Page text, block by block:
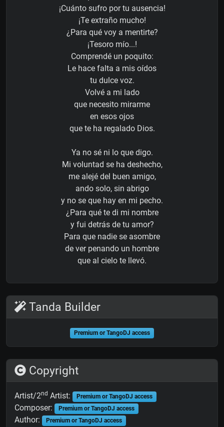
¡Cuánto sufro por tu ausencia!
¡Te extraño mucho!
¿Para qué voy a mentirte?
¡Tesoro mío...!
Comprendé un poquito:
Le hace falta a mis oídos
tu dulce voz.
Volvé a mi lado
que necesito mirarme
en esos ojos
que te ha regalado Dios.
Ya no sé ni lo que digo.
Mi voluntad se ha deshecho,
me alejé del buen amigo,
ando solo, sin abrigo
y no se que hay en mi pecho.
¿Para qué te di mi nombre
y fui detrás de tu amor?
Para que nadie se asombre
de ver penando un hombre
que al cielo te llevó.
Tanda Builder
Premium or TangoDJ access
Copyright
Artist/2nd Artist: Premium or TangoDJ access
Composer: Premium or TangoDJ access
Author: Premium or TangoDJ access